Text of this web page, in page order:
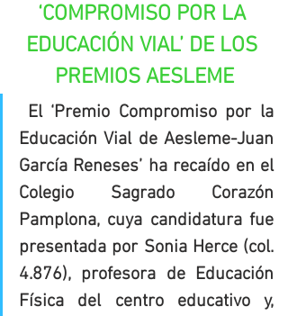
‘COMPROMISO POR LA
EDUCACIÓN VIAL’ DE LOS
PREMIOS AESLEME
El ‘Premio Compromiso por la
Educación Vial de Aesleme-Juan
García Reneses’ ha recaído en el
Colegio Sagrado Corazón
Pamplona, cuya candidatura fue
presentada por Sonia Herce (col.
4.876), profesora de Educación
Física del centro educativo y,